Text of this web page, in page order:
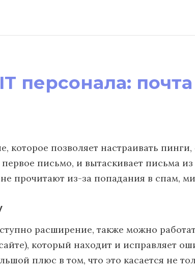
персонала: почта
которое позволяет настраивать
первое письмо, и вытаскивает письма
прочитают из-за попадания в спам,
расширение, также можно
который находит и исправляет
плюс в том, что это касается не